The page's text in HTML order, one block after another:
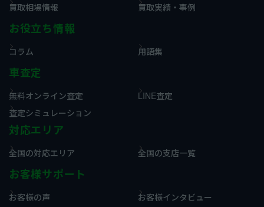
買取相場情報
買取実績・事例
お役立ち情報
コラム 用語集
車査定
無料オンライン査定
LINE査定
査定シミュレーション
対応エリア
全国の対応エリア 全国の支店一覧
お客様サポート
お客様の声
お客様インタビュー